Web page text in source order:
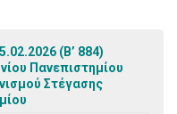
(Β’ 884)
Πανεπιστημίου
Στέγασης